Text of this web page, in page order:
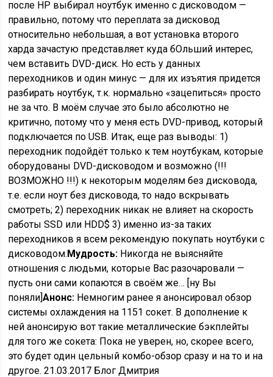
после HP выбирал ноутбук именно с дисководом —
правильно, потому что переплата за дисковод
относительно небольшая, а вот установка второго
харда зачастую представляет куда бОльший интерес,
чем вставить DVD-диск. Но есть у данных
переходников и один минус — для их изъятия придется
разбирать ноутбук, т.к. нормально «зацепиться» просто
не за что. В моём случае это было абсолютно не
критично, потому что у меня есть DVD-привод, который
подключается по USB. Итак, еще раз выводы: 1)
переходник подойдёт только к тем ноутбукам, которые
оборудованы DVD-дисководом и возможно (!!!
ВОЗМОЖНО !!!) к некоторым моделям без дисковода,
т.е. если ноут без дисковода, то надо вскрывать
смотреть; 2) переходник никак не влияет на скорость
работы SSD или HDD$ 3) именно из-за таких
переходников я всем рекомендую покупать ноутбуки с
дисководом.Мудрость: Никогда не выясняйте
отношения с людьми, которые Вас разочаровали —
пусть они сами копаются в своём же… [ну Вы
поняли]Анонс: Немногим ранее я анонсировал обзор
системы охлаждения на 1151 сокет. В дополнение к
ней анонсирую вот такие металлические бэкплейты
для того же сокета: Пока не уверен, но, скорее всего,
это будет один цельный комбо-обзор сразу и на то и на
другое.21.03.2017 Блог Дмитрия